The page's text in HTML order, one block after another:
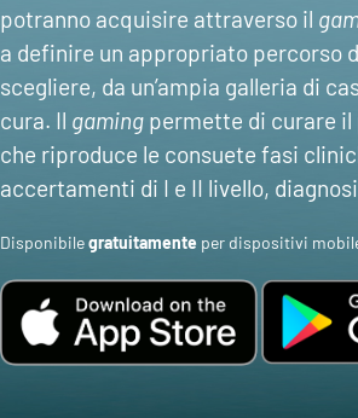
potranno acquisire attraverso il
a definire un appropriato percorso
scegliere, da un’ampia galleria di
cura. Il gaming permette di curare
che riproduce le consuete fasi
accertamenti di I e II livello,
Disponibilegratuitamente per dispositivi